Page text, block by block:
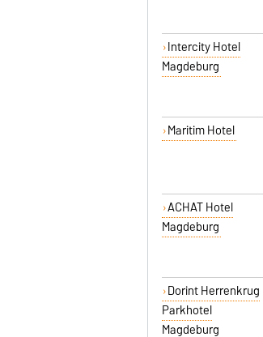
Intercity Hotel
Magdeburg
Maritim Hotel
ACHAT Hotel
Magdeburg
Dorint Herrenkrug
Parkhotel
Magdeburg